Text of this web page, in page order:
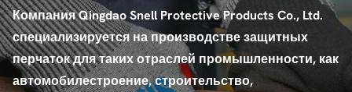
Компания Qingdao Snell Protective Products Co., Ltd.
специализируется на производстве защитных
перчаток для таких отраслей промышленности, как
автомобилестроение, строительство,